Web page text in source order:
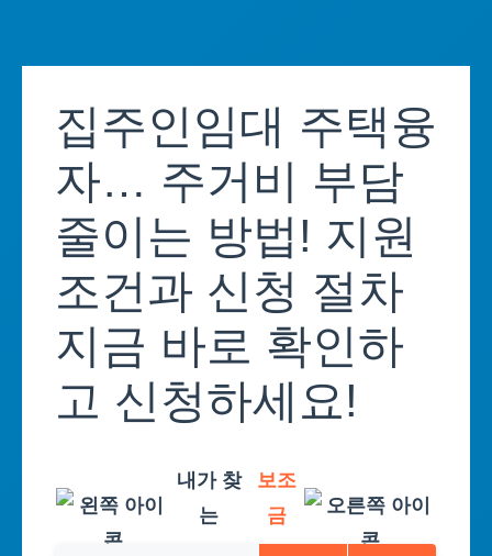
content집주인임대 주택융
자… 주거비 부담
줄이는 방법! 지원
조건과 신청 절차
지금 바로 확인하
고 신청하세요!
내가 찾
는
보조
금